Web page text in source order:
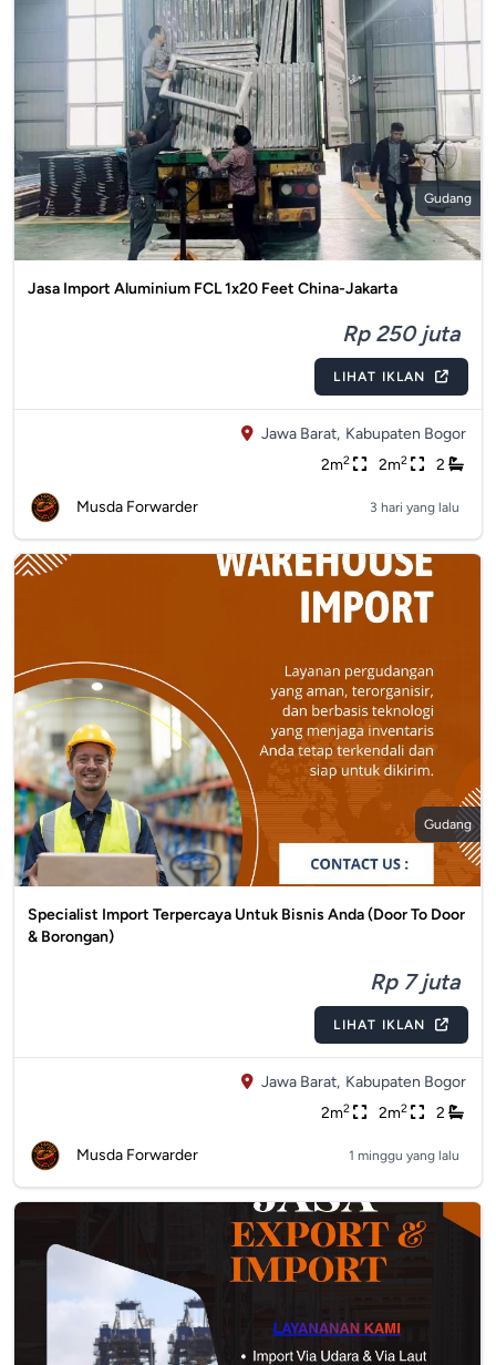
Gudang
Jasa Import Aluminium FCL 1x20 Feet China-Jakarta
Rp 250 juta
LIHAT IKLAN
Jawa Barat, Kabupaten Bogor
2m2 2m2 2
Musda Forwarder 3 hari yang lalu
Gudang
Specialist Import Terpercaya Untuk Bisnis Anda (Door To Door
& Borongan)
Rp 7 juta
LIHAT IKLAN
Jawa Barat, Kabupaten Bogor
2m2 2m2 2
Musda Forwarder 1 minggu yang lalu